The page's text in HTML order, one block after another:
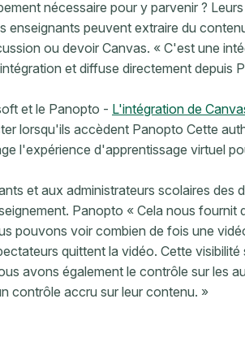
nécessaire pour y parvenir ?
enseignants peuvent extraire du
ou devoir Canvas. « C'est une
et diffuse directement depuis
et le Panopto - L'intégration de
lorsqu'ils accèdent Panopto Cette
l'expérience d'apprentissage virtuel
et aux administrateurs scolaires des
Panopto « Cela nous fournit
pouvons voir combien de fois une
quittent la vidéo. Cette visibilité
avons également le contrôle sur les
contrôle accru sur leur contenu. »